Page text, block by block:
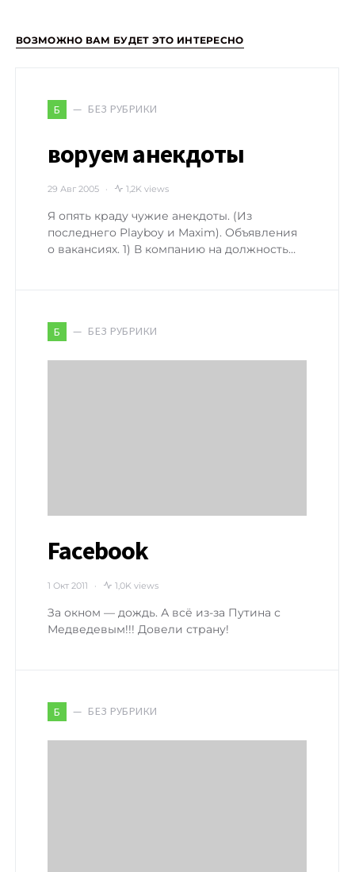
ВОЗМОЖНО ВАМ БУДЕТ ЭТО ИНТЕРЕСНО
Б БЕЗ РУБРИКИ
воруем анекдоты
29 Авг 2005 1,2K views
Я опять краду чужие анекдоты. (Из
последнего Playboy и Maxim). Объявления
о вакансиях. 1) В компанию на должность…
Б БЕЗ РУБРИКИ
Facebook
1 Окт 2011 1,0K views
За окном — дождь. А всё из-за Путина с
Медведевым!!! Довели страну!
Б БЕЗ РУБРИКИ